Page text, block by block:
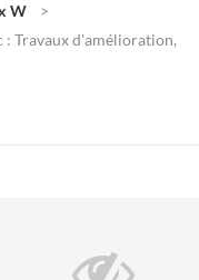
W
: Travaux d'amélioration,